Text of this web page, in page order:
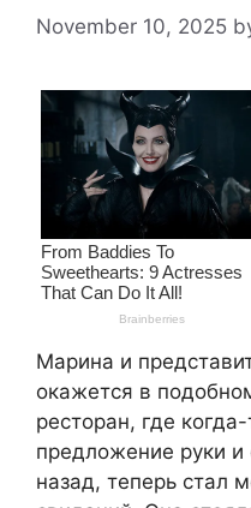
November 10, 2025
Марина и
окажется в
ресторан, где
предложение руки и
назад, теперь стал